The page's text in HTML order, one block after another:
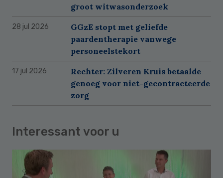
groot witwasonderzoek
28 jul 2026
GGzE stopt met geliefde
paardentherapie vanwege
personeelstekort
17 jul 2026
Rechter: Zilveren Kruis betaalde
genoeg voor niet-gecontracteerde
zorg
Interessant voor u